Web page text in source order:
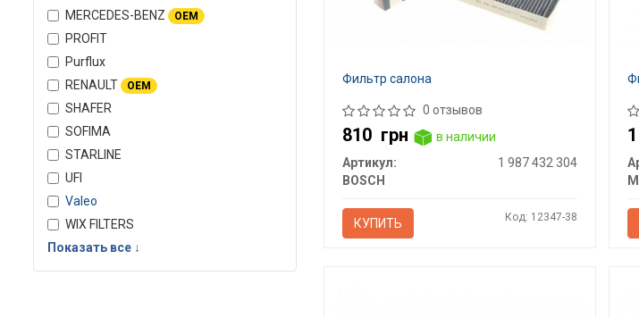
MERCEDES-BENZ
OEM
PROFIT
Purflux
RENAULT
OEM
SHAFER
SOFIMA
STARLINE
UFI
Valeo
WIX FILTERS
Показать все ↓
Фильтр салона
0 отзывов
810 грн
в наличии
Артикул:
1 987 432 304
BOSCH
КУПИТЬ Код: 12347-38